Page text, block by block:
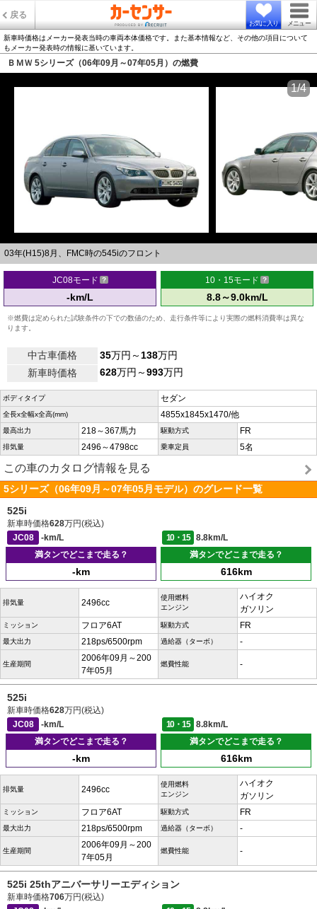
戻る
お気に入り メニュー
新車時価格はメーカー発表当時の車両本体価格です。また基本情報など、その他の項目について
もメーカー発表時の情報に基いています。
ＢＭＷ 5シリーズ（06年09月～07年05月）の燃費
03年(H15)8月、FMC時の545iのフロント
1/4
JC08モード
-km/L
10・15モード
8.8～9.0km/L
※燃費は定められた試験条件の下での数値のため、走行条件等により実際の燃料消費率は異な
ります。
中古車価格 35万円～138万円
新車時価格
628万円～993万円
ボディタイプ セダン
全長x全幅x全高(mm) 4855x1845x1470/他
最高出力 218～367馬力 駆動方式 FR
排気量 2496～4798cc 乗車定員 5名
この車のカタログ情報を見る
5シリーズ（06年09月～07年05月モデル）のグレード一覧
525i
新車時価格628万円(税込)
JC08
-km/L 10・15
8.8km/L
満タンでどこまで走る？
-km
満タンでどこまで走る？
616km
排気量 2496cc
使用燃料
エンジン
ハイオク
ガソリン
ミッション フロア6AT 駆動方式 FR
最大出力 218ps/6500rpm 過給器（ターボ） -
生産期間
2006年09月～200
7年05月
燃費性能 -
525i
新車時価格628万円(税込)
JC08
-km/L 10・15
8.8km/L
満タンでどこまで走る？
-km
満タンでどこまで走る？
616km
排気量 2496cc
使用燃料
エンジン
ハイオク
ガソリン
ミッション フロア6AT 駆動方式 FR
最大出力 218ps/6500rpm 過給器（ターボ） -
生産期間
2006年09月～200
7年05月
燃費性能 -
525i 25thアニバーサリーエディション
新車時価格706万円(税込)